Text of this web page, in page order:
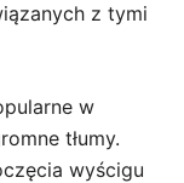
z tymi
w
tłumy.
wyścigu